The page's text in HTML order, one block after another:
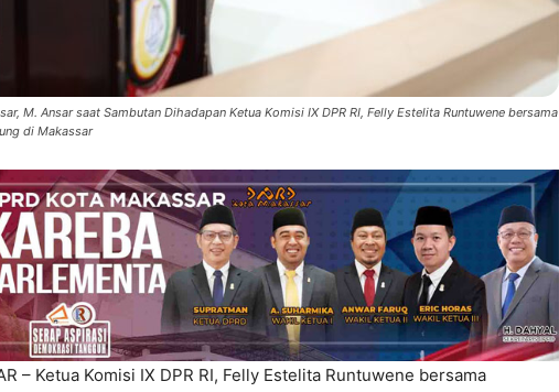
M. Ansar saat Sambutan Dihadapan Ketua Komisi IX DPR RI, Felly Estelita Runtuwene bersama
di Makassar
– Ketua Komisi IX DPR RI, Felly Estelita Runtuwene bersama